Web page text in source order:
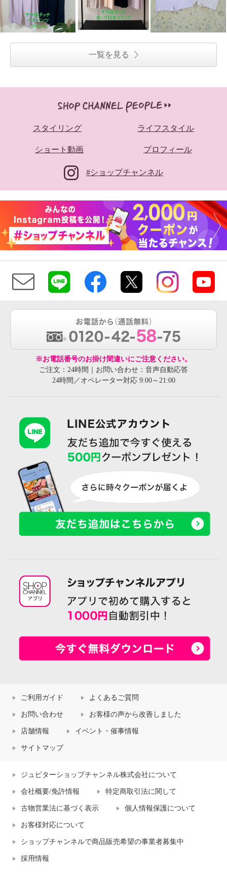
ヘ・エラ 抗菌防臭 コットン贅沢
枚セット
エクリュセット
枚セット
一覧を見る
スタイリング ライフスタイル
ショート動画 プロフィール
#ショップチャンネル
※お電話番号のお掛け間違いにご注意ください。
ご注文：24時間｜お問い合わせ：音声自動応答
24時間／オペレーター対応 9:00～21:00
ご利用ガイド よくあるご質問
お問い合わせ お客様の声から改善しました
店舗情報 イベント・催事情報
サイトマップ
ジュピターショップチャンネル株式会社について
会社概要/免許情報 特定商取引法に関して
古物営業法に基づく表示 個人情報保護について
お客様対応について
ショップチャンネルで商品販売希望の事業者募集中
採用情報